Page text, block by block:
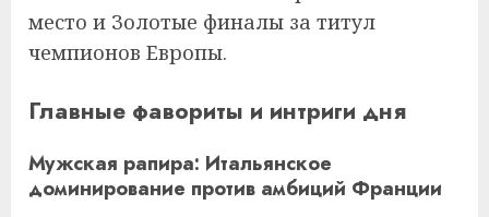
место и Золотые финалы за титул
чемпионов Европы.
Главные фавориты и интриги дня
Мужская рапира: Итальянское
доминирование против амбиций Франции